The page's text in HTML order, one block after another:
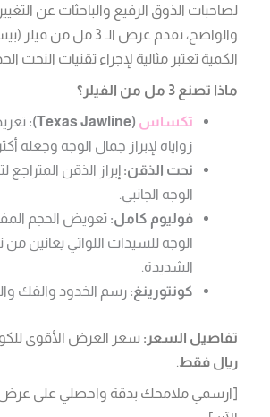
لصاحبات الذوق الرفيع والباحثات عن
والواضح، نقدم عرض الـ 3
الكمية تعتبر مثالية لإجراء تقنيات النحت
ماذا تصنع 3 مل من الفيلر؟
تكساس (Texas Jawline):
زواياه لإبراز جمال الوجه وجعله
نحت الذقن: إبراز الذقن
الوجه الجانبي.
فوليوم كامل: تعويض الحجم
الوجه للسيدات اللواتي يعانين من
الشديدة.
كونتورينغ: رسم الخدود والفك
تفاصيل السعر: سعر العرض الأقوى
ريال فقط.
[ارسمي ملامحك بدقة واحصلي على عرض